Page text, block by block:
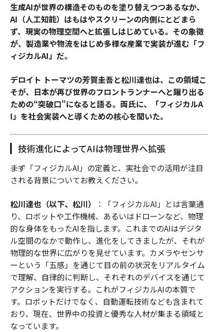
生成AIが世界の構造そのものを塗り替えつつあるなか、
AI（人工知能）はもはやスクリーンの内側にとどまら
ず、現実の物理空間へと拡張しはじめている。その象徴
が、製造業や物流をはじめ多様な産業で実装が進む「フ
ィジカルAI」だ。
デロイト トーマツの芳賀圭吾と松川達也は、この領域こ
そが、日本が再び世界のフロントランナーへと躍り出る
ための“突破口”になると語る。両氏に、「フィジカルA
I」を社会実装へと導くための核心を聞いた。
技術進化によってAIは物理世界へ拡張
――まず「フィジカルAI」の定義と、実社会での活用が注目
される背景についてお教えください。
松川達也（以下、松川）
：「フィジカルAI」とは言葉通
り、ロボットや工作機械、あるいはドローンなど、物理
的な身体をもったAIを指します。これまでのAIはデジタ
ル空間のなかで動作し、進化をしてきましたが、それが
物理的な世界に広がりを見せています。カメラやセンサ
ーという「五感」を通じて目の前の状況をリアルタイム
で理解、自律的に判断し、それぞれのデバイスを通じて
アクションを実行する。これがフィジカルAIの本質で
す。ロボットだけでなく、自動運転技術なども含まれて
おり、現在、世界中の投資と優秀な人材が集まる領域と
なっています。